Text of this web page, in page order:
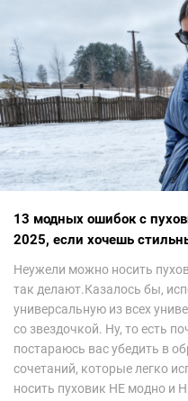
13 модных ошибок с
2025, если хочешь
Неужели можно носить
так делают.Казалось бы,
универсальную из всех
со звездочкой. Ну, то есть
постараюсь вас убедить в
сочетаний, которые легко
носить пуховик НЕ модно и